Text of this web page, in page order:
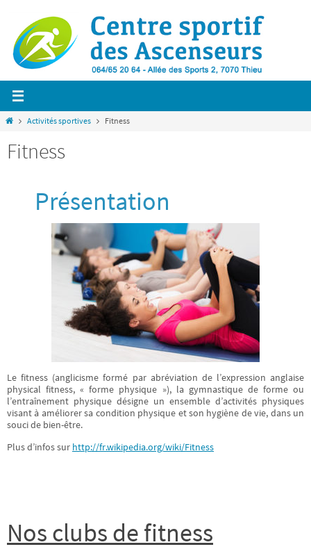
contenu
HomeActivités sportives Fitness
Fitness
Présentation
Le fitness (anglicisme formé par abréviation de l’expression anglaise
physical fitness, « forme physique »), la gymnastique de forme ou
l’entraînement physique désigne un ensemble d’activités physiques
visant à améliorer sa condition physique et son hygiène de vie, dans un
souci de bien-être.
Plus d’infos sur http://fr.wikipedia.org/wiki/Fitness
Nos clubs de fitness